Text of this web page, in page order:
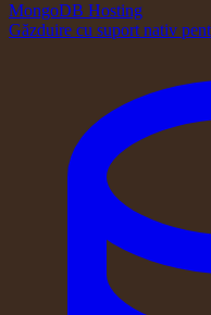
MongoDB Hosting
Găzduire cu suport nativ